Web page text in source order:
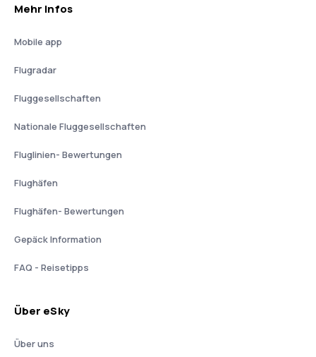
Mehr Infos
Mobile app
Flugradar
Fluggesellschaften
Nationale Fluggesellschaften
Fluglinien- Bewertungen
Flughäfen
Flughäfen- Bewertungen
Gepäck Information
FAQ - Reisetipps
Über eSky
Über uns